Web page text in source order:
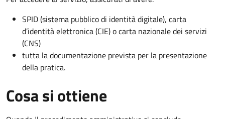
SPID (sistema pubblico di identità digitale), carta
d’identità elettronica (CIE) o carta nazionale dei servizi
(CNS)
tutta la documentazione prevista per la presentazione
della pratica.
Cosa si ottiene